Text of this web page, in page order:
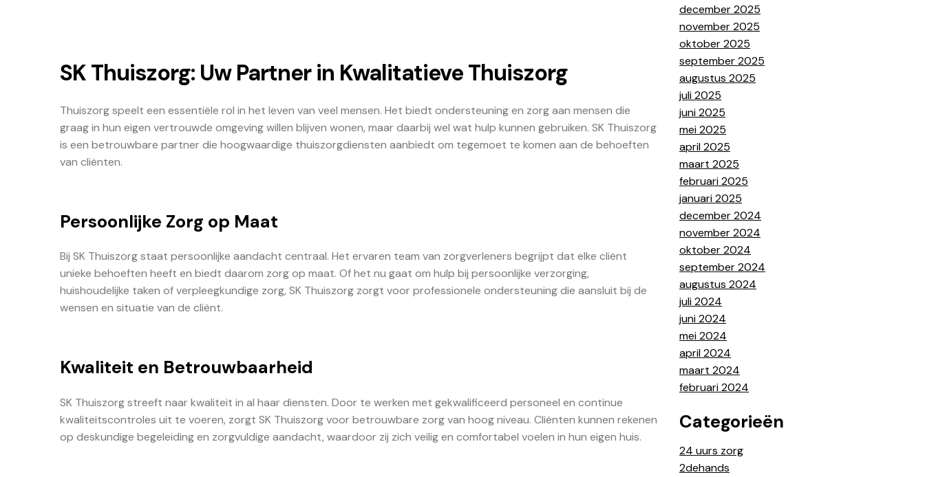
SK Thuiszorg: Uw Partner in Kwalitatieve Thuiszorg
Thuiszorg speelt een essentiële rol in het leven van veel mensen. Het biedt ondersteuning en zorg aan mensen die
graag in hun eigen vertrouwde omgeving willen blijven wonen, maar daarbij wel wat hulp kunnen gebruiken. SK Thuiszorg
is een betrouwbare partner die hoogwaardige thuiszorgdiensten aanbiedt om tegemoet te komen aan de behoeften
van cliënten.
Persoonlijke Zorg op Maat
Bij SK Thuiszorg staat persoonlijke aandacht centraal. Het ervaren team van zorgverleners begrijpt dat elke cliënt
unieke behoeften heeft en biedt daarom zorg op maat. Of het nu gaat om hulp bij persoonlijke verzorging,
huishoudelijke taken of verpleegkundige zorg, SK Thuiszorg zorgt voor professionele ondersteuning die aansluit bij de
wensen en situatie van de cliënt.
Kwaliteit en Betrouwbaarheid
SK Thuiszorg streeft naar kwaliteit in al haar diensten. Door te werken met gekwalificeerd personeel en continue
kwaliteitscontroles uit te voeren, zorgt SK Thuiszorg voor betrouwbare zorg van hoog niveau. Cliënten kunnen rekenen
op deskundige begeleiding en zorgvuldige aandacht, waardoor zij zich veilig en comfortabel voelen in hun eigen huis.
december 2025
november 2025
oktober 2025
september 2025
augustus 2025
juli 2025
juni 2025
mei 2025
april 2025
maart 2025
februari 2025
januari 2025
december 2024
november 2024
oktober 2024
september 2024
augustus 2024
juli 2024
juni 2024
mei 2024
april 2024
maart 2024
februari 2024
Categorieën
24 uurs zorg
2dehands